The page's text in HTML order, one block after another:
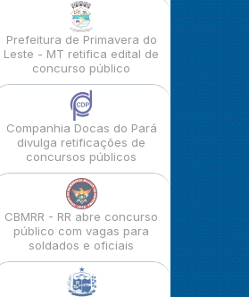
Prefeitura de Primavera do
Leste - MT retifica edital de
concurso público
Companhia Docas do Pará
divulga retificações de
concursos públicos
CBMRR - RR abre concurso
público com vagas para
soldados e oficiais